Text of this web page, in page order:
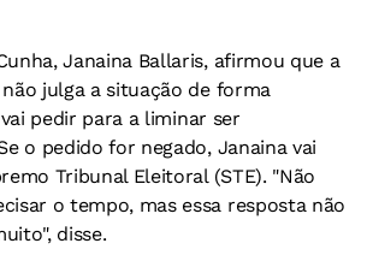
Janaina Ballaris, afirmou que a
não julga a situação de forma
pedir para a liminar ser
o pedido for negado, Janaina vai
Tribunal Eleitoral (STE). "Não
o tempo, mas essa resposta não
disse.